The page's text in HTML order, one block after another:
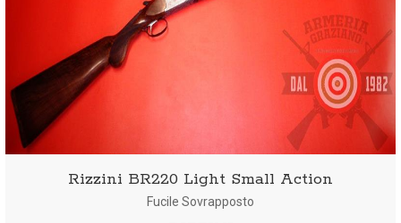
Rizzini BR220 Light Small Action
Fucile Sovrapposto